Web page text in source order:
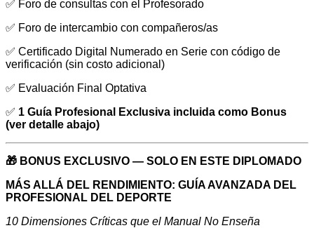
✅ Foro de consultas con el Profesorado
✅ Foro de intercambio con compañeros/as
✅ Certificado Digital Numerado en Serie con código de
verificación (sin costo adicional)
✅ Evaluación Final Optativa
✅ 1 Guía Profesional Exclusiva incluida como Bonus
(ver detalle abajo)
🎁 BONUS EXCLUSIVO — SOLO EN ESTE DIPLOMADO
MÁS ALLÁ DEL RENDIMIENTO: GUÍA AVANZADA DEL
PROFESIONAL DEL DEPORTE
10 Dimensiones Críticas que el Manual No Enseña